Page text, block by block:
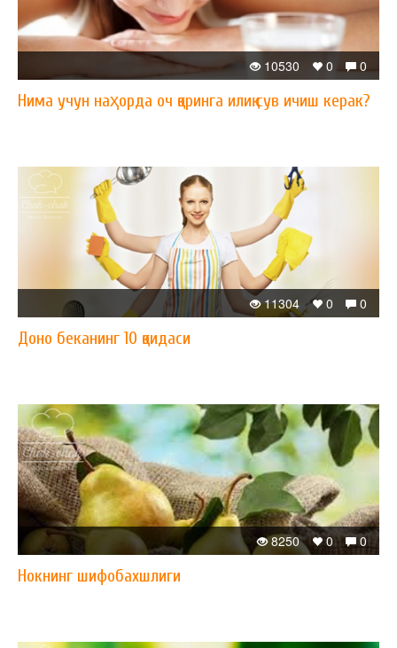
0
0
10530
Нима учун наҳорда оч қоринга илиқ сув ичиш керак?
0
0
11304
Доно беканинг 10 қоидаси
0
0
8250
Нокнинг шифобахшлиги